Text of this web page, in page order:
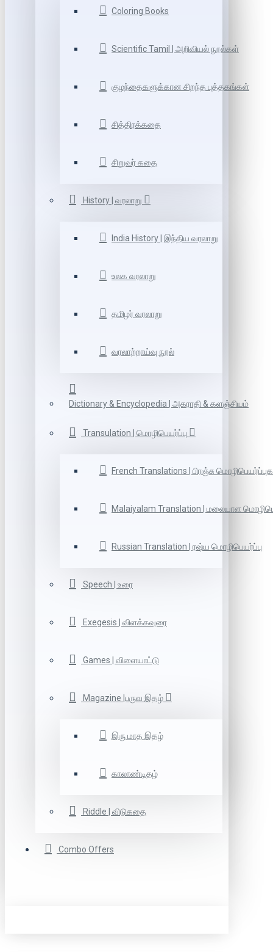
Coloring Books
Scientific Tamil | அறிவியல் நூல்கள்
குழந்தைகளுக்கான சிறந்த புத்தகங்கள்
சித்திரக்கதை
சிறுவர் கதை
History | வரலாறு
India History | இந்திய வரலாறு
உலக வரலாறு
தமிழர் வரலாறு
வரலாற்றாய்வு நூல்
Dictionary & Encyclopedia | அகராதி & களஞ்சியம்
Transulation | மொழிபெயர்ப்பு
French Translations | பிரஞ்சு
Malaiyalam Translation | மலையாள
Russian Translation | ரஷ்ய மொழிபெயர்ப்பு
Speech | உரை
Exegesis | விளக்கவுரை
Games | விளையாட்டு
Magazine |பருவ இதழ்
இரு மாத இதழ்
காலாண்டிதழ்
Riddle | விடுகதை
Combo Offers